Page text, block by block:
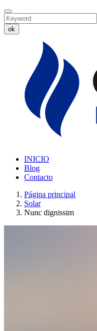
ok
INICIO
Blog
Contacto
Página principal
Solar
Nunc dignissim